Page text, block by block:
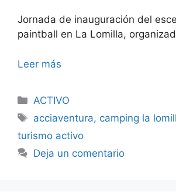
Jornada de inauguración del
paintball en La Lomilla,
Leer más
Categorías
ACTIVO
Etiquetas
acciaventura, camping la
turismo activo
Deja un comentario